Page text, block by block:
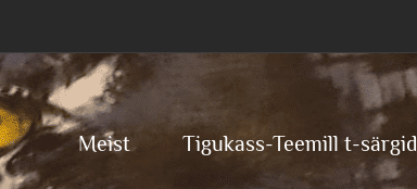
Meist Tigukass-Teemill t-särgid